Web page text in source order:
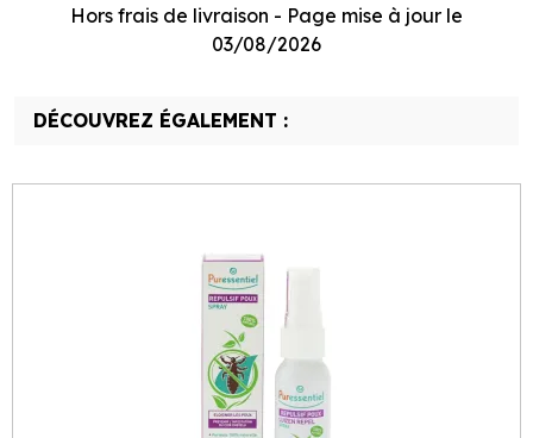
Hors frais de livraison - Page mise à jour le
03/08/2026
DÉCOUVREZ ÉGALEMENT :